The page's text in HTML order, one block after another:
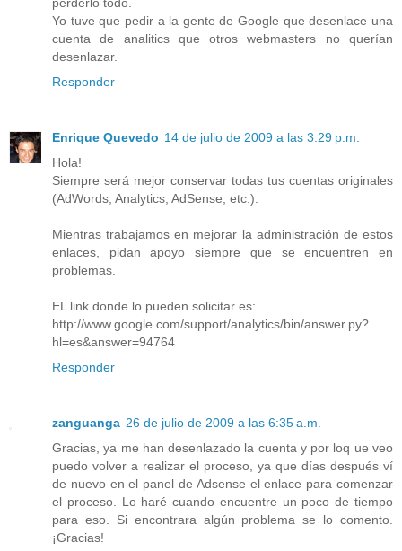
perderlo todo.
Yo tuve que pedir a la gente de Google que desenlace una
cuenta de analitics que otros webmasters no querían
desenlazar.
Responder
Enrique Quevedo 14 de julio de 2009 a las 3:29 p.m.
Hola!
Siempre será mejor conservar todas tus cuentas originales
(AdWords, Analytics, AdSense, etc.).
Mientras trabajamos en mejorar la administración de estos
enlaces, pidan apoyo siempre que se encuentren en
problemas.
EL link donde lo pueden solicitar es:
http://www.google.com/support/analytics/bin/answer.py?
hl=es&answer=94764
Responder
zanguanga 26 de julio de 2009 a las 6:35 a.m.
Gracias, ya me han desenlazado la cuenta y por loq ue veo
puedo volver a realizar el proceso, ya que días después ví
de nuevo en el panel de Adsense el enlace para comenzar
el proceso. Lo haré cuando encuentre un poco de tiempo
para eso. Si encontrara algún problema se lo comento.
¡Gracias!